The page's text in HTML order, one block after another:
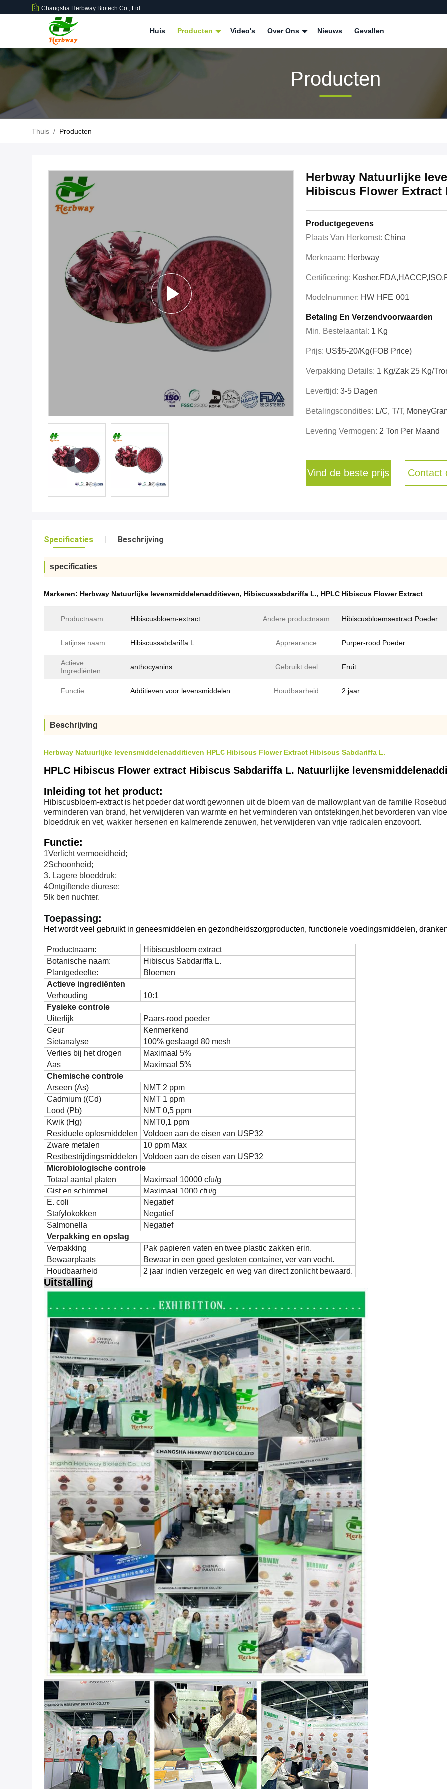
Changsha Herbway Biotech Co., Ltd.
Huis Producten Video's Over Ons Nieuws Gevallen
Producten
Thuis / Producten
Herbway Natuurlijke
Hibiscus Flower Extract
Productgegevens
Plaats Van Herkomst: China
Merknaam: Herbway
Certificering:
Modelnummer: HW-HFE-001
Betaling En Verzendvoorwaarden
Min. Bestelaantal: 1 Kg
Prijs: US$5-20/kg(FOB Price)
Verpakking Details: 1 Kg/zak 25 Kg/
Levertijd: 3-5 Dagen
Betalingscondities: L/C, T/T,
Levering Vermogen: 2 Ton Per Maand
Vind de beste prijs Contact
Specificaties Beschrijving
specificaties
Markeren: Herbway Natuurlijke levensmiddelenadditieven, Hibiscussabdariffa L., HPLC Hibiscus Flower Extract
Productnaam: Hibiscusbloem-extract Andere productnaam: Hibiscusbloemsextract Poeder
Latijnse naam: Hibiscussabdariffa L. Apprearance: Purper-rood Poeder
Actieve
Ingrediënten:
anthocyanins Gebruikt deel: Fruit
Functie: Additieven voor levensmiddelen Houdbaarheid: 2 jaar
Beschrijving
Herbway Natuurlijke levensmiddelenadditieven HPLC Hibiscus Flower Extract Hibiscus Sabdariffa L.
HPLC Hibiscus Flower extract Hibiscus Sabdariffa L. Natuurlijke
Inleiding tot het product:
Hibiscusbloem-extract is het poeder dat wordt gewonnen uit de bloem van de mallowplant van de familie
verminderen van brand, het verwijderen van warmte en het verminderen van ontstekingen,het bevorderen van
bloeddruk en vet, wakker hersenen en kalmerende zenuwen, het verwijderen van vrije radicalen enzovoort.
Functie:
1Verlicht vermoeidheid;
2Schoonheid;
3. Lagere bloeddruk;
4Ontgiftende diurese;
5Ik ben nuchter.
Toepassing:
Het wordt veel gebruikt in geneesmiddelen en gezondheidszorgproducten, functionele voedingsmiddelen,
Productnaam:
Hibiscusbloem extract
Botanische naam:
Hibiscus Sabdariffa L.
Plantgedeelte:
Bloemen
Actieve ingrediënten
Verhouding
10:1
Fysieke controle
Uiterlijk
Paars-rood poeder
Geur
Kenmerkend
Sietanalyse
100% geslaagd 80 mesh
Verlies bij het drogen
Maximaal 5%
Aas
Maximaal 5%
Chemische controle
Arseen (As)
NMT 2 ppm
Cadmium ((Cd)
NMT 1 ppm
Lood (Pb)
NMT 0,5 ppm
Kwik (Hg)
NMT0,1 ppm
Residuele oplosmiddelen
Voldoen aan de eisen van USP32
Zware metalen
10 ppm Max
Restbestrijdingsmiddelen
Voldoen aan de eisen van USP32
Microbiologische controle
Totaal aantal platen
Maximaal 10000 cfu/g
Gist en schimmel
Maximaal 1000 cfu/g
E. coli
Negatief
Stafylokokken
Negatief
Salmonella
Negatief
Verpakking en opslag
Verpakking
Pak papieren vaten en twee plastic zakken erin.
Bewaarplaats
Bewaar in een goed gesloten container, ver van vocht.
Houdbaarheid
2 jaar indien verzegeld en weg van direct zonlicht bewaard.
Uitstalling